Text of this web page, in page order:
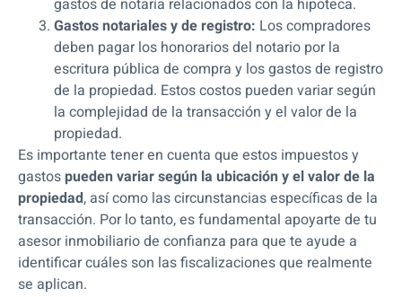
gastos de notaría relacionados con la hipoteca.
Gastos notariales y de registro: Los compradores
deben pagar los honorarios del notario por la
escritura pública de compra y los gastos de registro
de la propiedad. Estos costos pueden variar según
la complejidad de la transacción y el valor de la
propiedad.
Es importante tener en cuenta que estos impuestos y
gastos pueden variar según la ubicación y el valor de la
propiedad, así como las circunstancias específicas de la
transacción. Por lo tanto, es fundamental apoyarte de tu
asesor inmobiliario de confianza para que te ayude a
identificar cuáles son las fiscalizaciones que realmente
se aplican.